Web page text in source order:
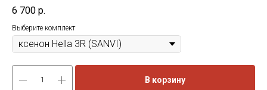
6 700 р.
Выберите комплект
В корзину